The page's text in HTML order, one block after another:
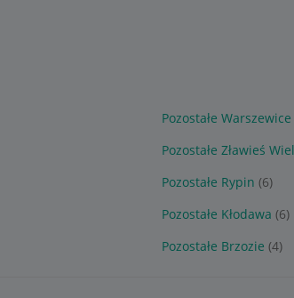
Pozostałe Warszewice
Pozostałe Zławieś
Pozostałe Rypin (6)
Pozostałe Kłodawa (6)
Pozostałe Brzozie (4)